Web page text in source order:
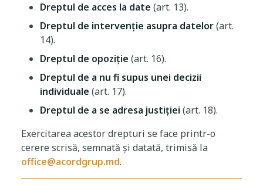
Dreptul de acces la date (art. 13).
Dreptul de intervenție asupra datelor(art.
14).
Dreptul de opoziție (art. 16).
Dreptul de a nu fi supus unei decizii
individuale (art. 17).
Dreptul de a se adresa justiției (art. 18).
Exercitarea acestor drepturi se face printr-o
cerere scrisă, semnată și datată, trimisă la
office@acordgrup.md.